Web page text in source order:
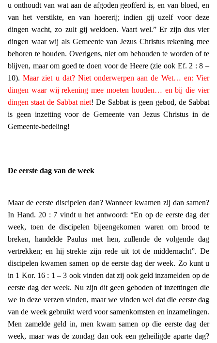
u onthoudt van wat aan de afgoden geofferd is, en van bloed, en
van het verstikte, en van hoererij; indien gij uzelf voor deze
dingen wacht, zo zult gij weldoen. Vaart wel.” Er zijn dus vier
dingen waar wij als Gemeente van Jezus Christus rekening mee
behoren te houden. Overigens, niet om behouden te worden of te
blijven, maar om goed te doen voor de Heere (zie ook Ef. 2 : 8 –
10).Maar ziet u dat? Niet onderwerpen aan de Wet… en: Vier
dingen waar wij rekening mee moeten houden… en bij die vier
dingen staat de Sabbat niet! De Sabbat is geen gebod, de Sabbat
is geen inzetting voor de Gemeente van Jezus Christus in de
Gemeente-bedeling!
De eerste dag van de week
Maar de eerste discipelen dan? Wanneer kwamen zij dan samen?
In Hand. 20 : 7 vindt u het antwoord: “En op de eerste dag der
week, toen de discipelen bijeengekomen waren om brood te
breken, handelde Paulus met hen, zullende de volgende dag
vertrekken; en hij strekte zijn rede uit tot de middernacht”. De
discipelen kwamen samen op de eerste dag der week. Zo kunt u
in 1 Kor. 16 : 1 – 3 ook vinden dat zij ook geld inzamelden op de
eerste dag der week. Nu zijn dit geen geboden of inzettingen die
we in deze verzen vinden, maar we vinden wel dat die eerste dag
van de week gebruikt werd voor samenkomsten en inzamelingen.
Men zamelde geld in, men kwam samen op die eerste dag der
week, maar was de zondag dan ook een geheiligde aparte dag?